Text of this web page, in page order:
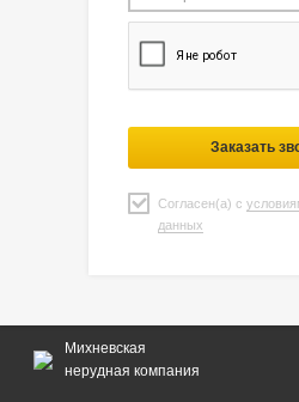
Заказать
Согласен(а) с
данных
Михневская
нерудная компания